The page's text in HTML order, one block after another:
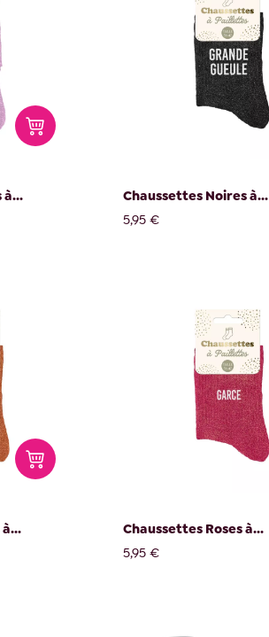
à...
Chaussettes Noires à...
5,95 €
Chaussettes Roses à...
5,95 €